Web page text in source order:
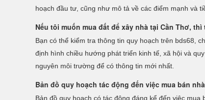
hoạch đầu tư, cũng như mô tả về các điểm mạnh và
Nếu tôi muốn mua đất để xây nhà tại Cần Thơ,
Bạn có thể kiểm tra thông tin quy hoạch trên bds68,
định hình chiều hướng phát triển kinh tế, xã hội và
nguyên môi trường để có thông tin mới nhất.
Bản đồ quy hoạch tác động đến việc mua bán
Bản đồ quy hoạch có tác động đáng kể đến việc